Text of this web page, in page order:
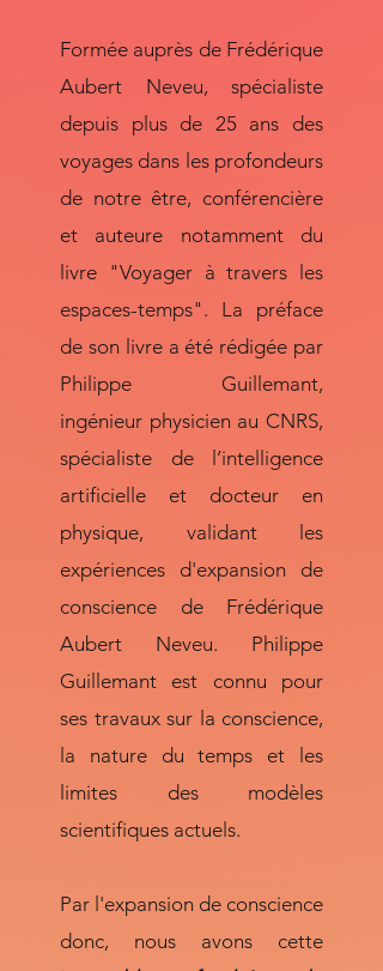
Formée auprès de Frédérique
Aubert Neveu, spécialiste
depuis plus de 25 ans des
voyages dans les profondeurs
de notre être, conférencière
et auteure notamment du
livre "Voyager à travers les
espaces-temps". La préface
de son livre a été rédigée par
Philippe Guillemant,
ingénieur physicien au CNRS,
spécialiste de l’intelligence
artificielle et docteur en
physique, validant les
expériences d'expansion de
conscience de Frédérique
Aubert Neveu. Philippe
Guillemant est connu pour
ses travaux sur la conscience,
la nature du temps et les
limites des modèles
scientifiques actuels.
Par l'expansion de conscience
donc, nous avons cette